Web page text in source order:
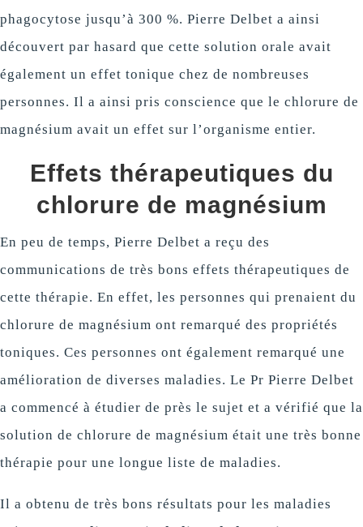
phagocytose jusqu’à 300 %. Pierre Delbet a ainsi
découvert par hasard que cette solution orale avait
également un effet tonique chez de nombreuses
personnes. Il a ainsi pris conscience que le chlorure de
magnésium avait un effet sur l’organisme entier.
Effets thérapeutiques du
chlorure de magnésium
En peu de temps, Pierre Delbet a reçu des
communications de très bons effets thérapeutiques de
cette thérapie. En effet, les personnes qui prenaient du
chlorure de magnésium ont remarqué des propriétés
toniques. Ces personnes ont également remarqué une
amélioration de diverses maladies. Le Pr Pierre Delbet
a commencé à étudier de près le sujet et a vérifié que la
solution de chlorure de magnésium était une très bonne
thérapie pour une longue liste de maladies.
Il a obtenu de très bons résultats pour les maladies